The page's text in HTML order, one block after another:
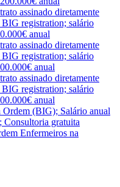
assinado diretamente
registration; salário
anual
assinado diretamente
registration; salário
anual
assinado diretamente
registration; salário
anual
(BIG); Salário anual
Consultoria gratuita
Enfermeiros na